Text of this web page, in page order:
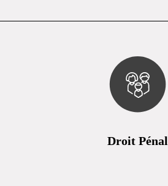
Droit Pénal